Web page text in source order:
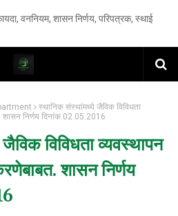
वननियम, शासन निर्णय, परिपत्रक, स्थाई
स्थानिक संस्थांमध्ये जैविक विविधता
शासन निर्णय दिनांक.02.05.2016
विविधता व्यवस्थापन
शासन निर्णय